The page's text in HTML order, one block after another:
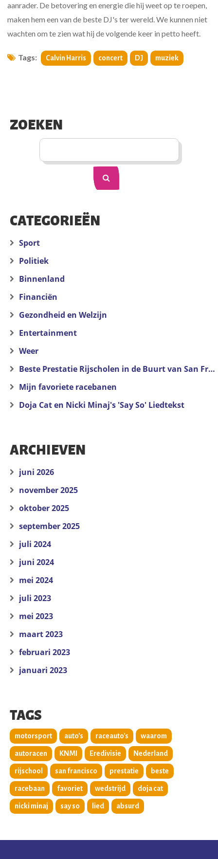
aanrader. De betovering en energie die hij weet op te roepen,
maken hem een van de beste DJ's ter wereld. We kunnen niet
wachten om te zien wat hij de volgende keer in petto heeft.
Tags: Calvin Harris concert DJ muziek
ZOEKEN
CATEGORIEËN
Sport
Politiek
Binnenland
Financiën
Gezondheid en Welzijn
Entertainment
Weer
Beste Prestatie Rijscholen in de Buurt van San Francisco
Mijn favoriete racebanen
Doja Cat en Nicki Minaj's 'Say So' Liedtekst
ARCHIEVEN
juni 2026
november 2025
oktober 2025
september 2025
juli 2024
juni 2024
mei 2024
juli 2023
mei 2023
maart 2023
februari 2023
januari 2023
TAGS
motorsport auto's raceauto's waarom
autoracen KNMI Eredivisie Nederland
rijschool san francisco prestatie beste
racebaan favoriet wedstrijd doja cat
nicki minaj say so lied absurd